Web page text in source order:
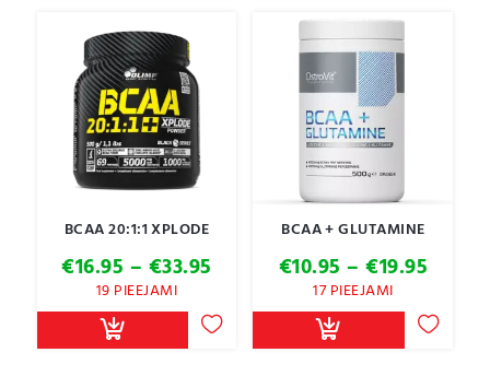
BCAA 20:1:1 XPLODE
€16.95 – €33.95
€16.95
through
€33.95
19 PIEEJAMI
BCAA + GLUTAMINE
€10.95 – €19.95
€10.95
17 PIEEJAMI